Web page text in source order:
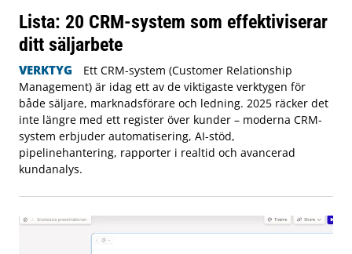
Lista: 20 CRM-system som effektiviserar
ditt säljarbete
VERKTYG
Ett CRM-system (Customer Relationship
Management) är idag ett av de viktigaste verktygen för
både säljare, marknadsförare och ledning. 2025 räcker det
inte längre med ett register över kunder – moderna CRM-
system erbjuder automatisering, AI-stöd,
pipelinehantering, rapporter i realtid och avancerad
kundanalys.